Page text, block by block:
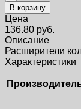
В корзину
Цена
136.80 руб.
Описание
Расширители
Характеристики